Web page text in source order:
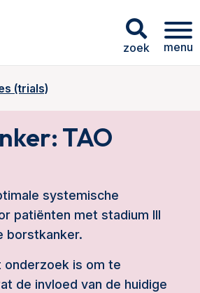
zoek menu
(trials)
TAO
systemische
patiënten met stadium III
borstkanker.
onderzoek is om te
de invloed van de huidige